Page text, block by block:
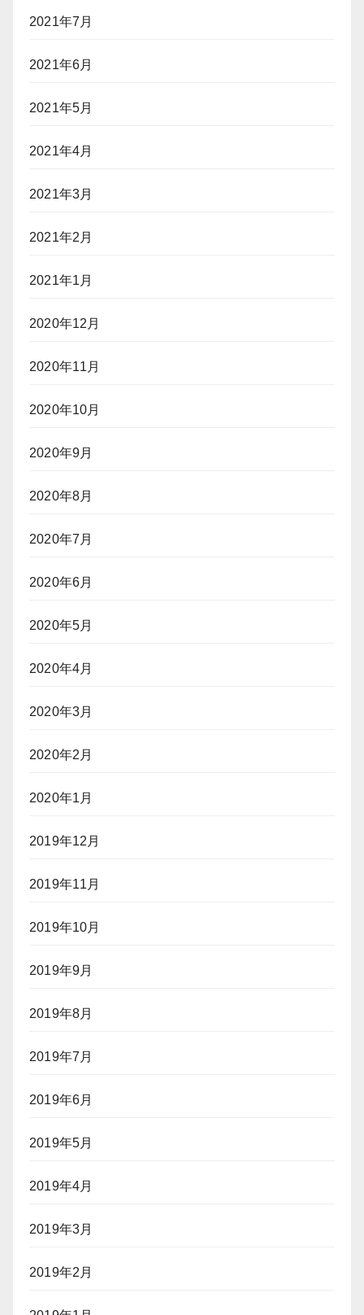
2021年7月
2021年6月
2021年5月
2021年4月
2021年3月
2021年2月
2021年1月
2020年12月
2020年11月
2020年10月
2020年9月
2020年8月
2020年7月
2020年6月
2020年5月
2020年4月
2020年3月
2020年2月
2020年1月
2019年12月
2019年11月
2019年10月
2019年9月
2019年8月
2019年7月
2019年6月
2019年5月
2019年4月
2019年3月
2019年2月